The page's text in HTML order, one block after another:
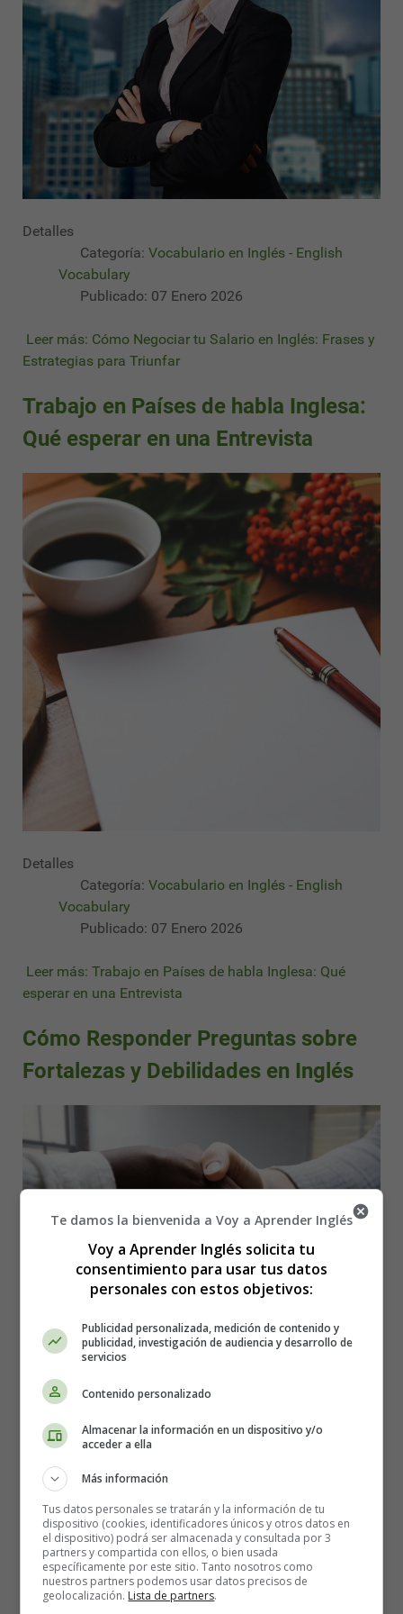
Detalles
Categoría: Vocabulario en Inglés - English
Vocabulary
Publicado: 07 Enero 2026
Leer más: Cómo Negociar tu Salario en Inglés: Frases y
Estrategias para Triunfar
Trabajo en Países de habla Inglesa:
Qué esperar en una Entrevista
Detalles
Categoría: Vocabulario en Inglés - English
Vocabulary
Publicado: 07 Enero 2026
Leer más: Trabajo en Países de habla Inglesa: Qué
esperar en una Entrevista
Cómo Responder Preguntas sobre
Fortalezas y Debilidades en Inglés
Detalles
Categoría:Vocabulario en Inglés - English
Vocabulary
Publicado: 07 Enero 2026
Leer más: Cómo Responder Preguntas sobre Fortalezas
Te damos la bienvenida a Voy a Aprender Inglés
Voy a Aprender Inglés solicita tu
consentimiento para usar tus datos
personales con estos objetivos:
Publicidad personalizada, medición de contenido y
publicidad, investigación de audiencia y desarrollo de
servicios
Contenido personalizado
Almacenar la información en un dispositivo y/o
acceder a ella
Más información
Tus datos personales se tratarán y la información de tu
dispositivo (cookies, identificadores únicos y otros datos en
el dispositivo) podrá ser almacenada y consultada por 3
partners y compartida con ellos, o bien usada
específicamente por este sitio. Tanto nosotros como
nuestros partners podemos usar datos precisos de
geolocalización. Lista de partners.